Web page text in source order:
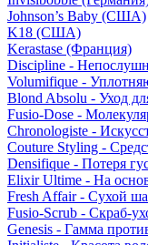
Johnson’s Baby (США)
K18 (США)
Kerastase (Франция)
Discipline -
Volumifique -
Blond Absolu - Уход
Fusio-Dose -
Chronologiste -
Couture Styling -
Densifique - Потеря
Elixir Ultime - На
Fresh Affair - Сухой
Fusio-Scrub - Скраб-
Genesis - Гамма